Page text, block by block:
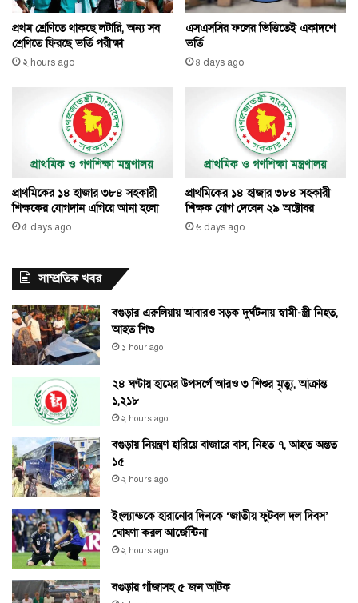
প্রথম শ্রেণিতে থাকছে লটারি, অন্য সব
শ্রেণিতে ফিরছে ভর্তি পরীক্ষা
২ hours ago
এসএসসির ফলের ভিত্তিতেই একাদশে
ভর্তি
৪ days ago
প্রাথমিকের ১৪ হাজার ৩৮৪ সহকারী
শিক্ষকের যোগদান এগিয়ে আনা হলো
৫ days ago
প্রাথমিকের ১৪ হাজার ৩৮৪ সহকারী
শিক্ষক যোগ দেবেন ২৯ অক্টোবর
৬ days ago
সাম্প্রতিক খবর
বগুড়ার এরুলিয়ায় আবারও সড়ক দুর্ঘটনায় স্বামী-স্ত্রী নিহত,
আহত শিশু
১ hour ago
২৪ ঘণ্টায় হামের উপসর্গে আরও ৩ শিশুর মৃত্যু, আক্রান্ত
১,২১৮
২ hours ago
বগুড়ায় নিয়ন্ত্রণ হারিয়ে বাজারে বাস, নিহত ৭, আহত অন্তত
১৫
২ hours ago
ইংল্যান্ডকে হারানোর দিনকে ‘জাতীয় ফুটবল দল দিবস’
ঘোষণা করল আর্জেন্টিনা
২ hours ago
বগুড়ায় গাঁজাসহ ৫ জন আটক